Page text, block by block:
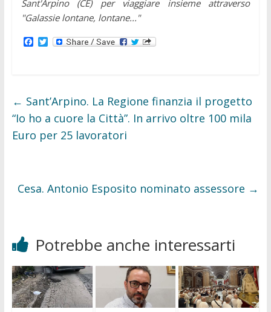
Sant'Arpino (CE) per viaggiare insieme attraverso
"Galassie lontane, lontane..."
F
o
k
T
r
← Sant’Arpino. La Regione finanzia il progetto
“Io ho a cuore la Città”. In arrivo oltre 100 mila
Euro per 25 lavoratori
Cesa. Antonio Esposito nominato assessore →
Potrebbe anche interessarti